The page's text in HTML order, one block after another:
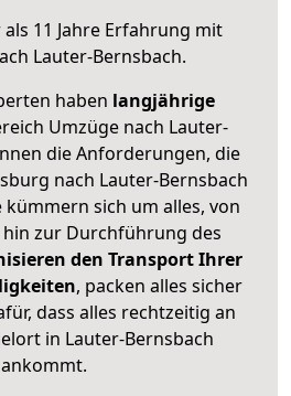
11 Jahre Erfahrung mit
Lauter-Bernsbach.
haben langjährige
Umzüge nach Lauter-
die Anforderungen, die
nach Lauter-Bernsbach
sich um alles, von
zur Durchführung des
den Transport Ihrer
, packen alles sicher
dass alles rechtzeitig an
in Lauter-Bernsbach
ankommt.